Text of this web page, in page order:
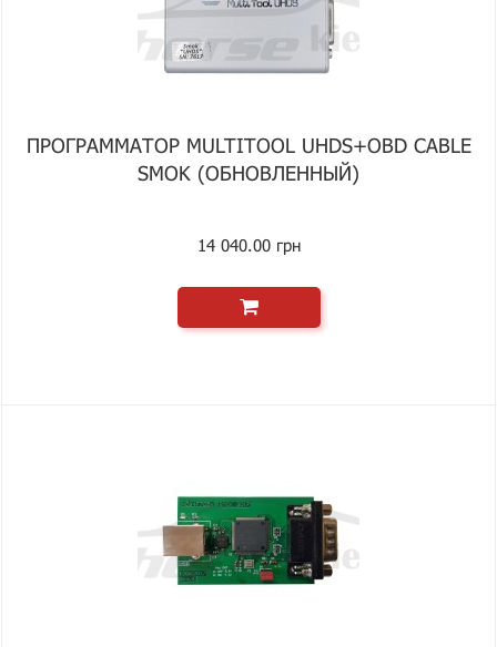
ПРОГРАММАТОР MULTITOOL UHDS+OBD CABLE
SMOK (ОБНОВЛЕННЫЙ)
14 040.00 грн